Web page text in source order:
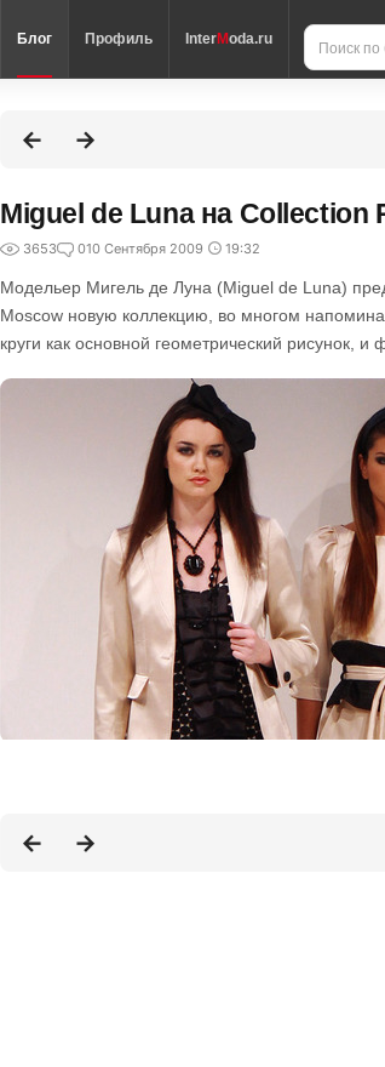
Блог Профиль InterModa.ru
Miguel de Luna на Соllection
3653 010 Сентября 2009 19:32
Модельер Мигель де Луна (Miguel de Luna)
Moscow новую коллекцию, во многом
круги как основной геометрический рисунок, и